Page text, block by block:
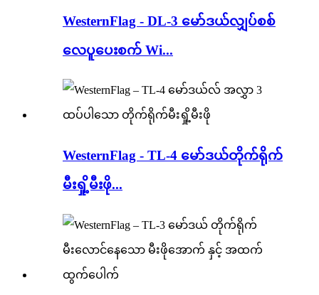
WesternFlag - DL-3 မော်ဒယ်လျှပ်စစ်
လေပူပေးစက် Wi...
WesternFlag - TL-4 မော်ဒယ်တိုက်ရိုက်
မီးရှို့မီးဖို...